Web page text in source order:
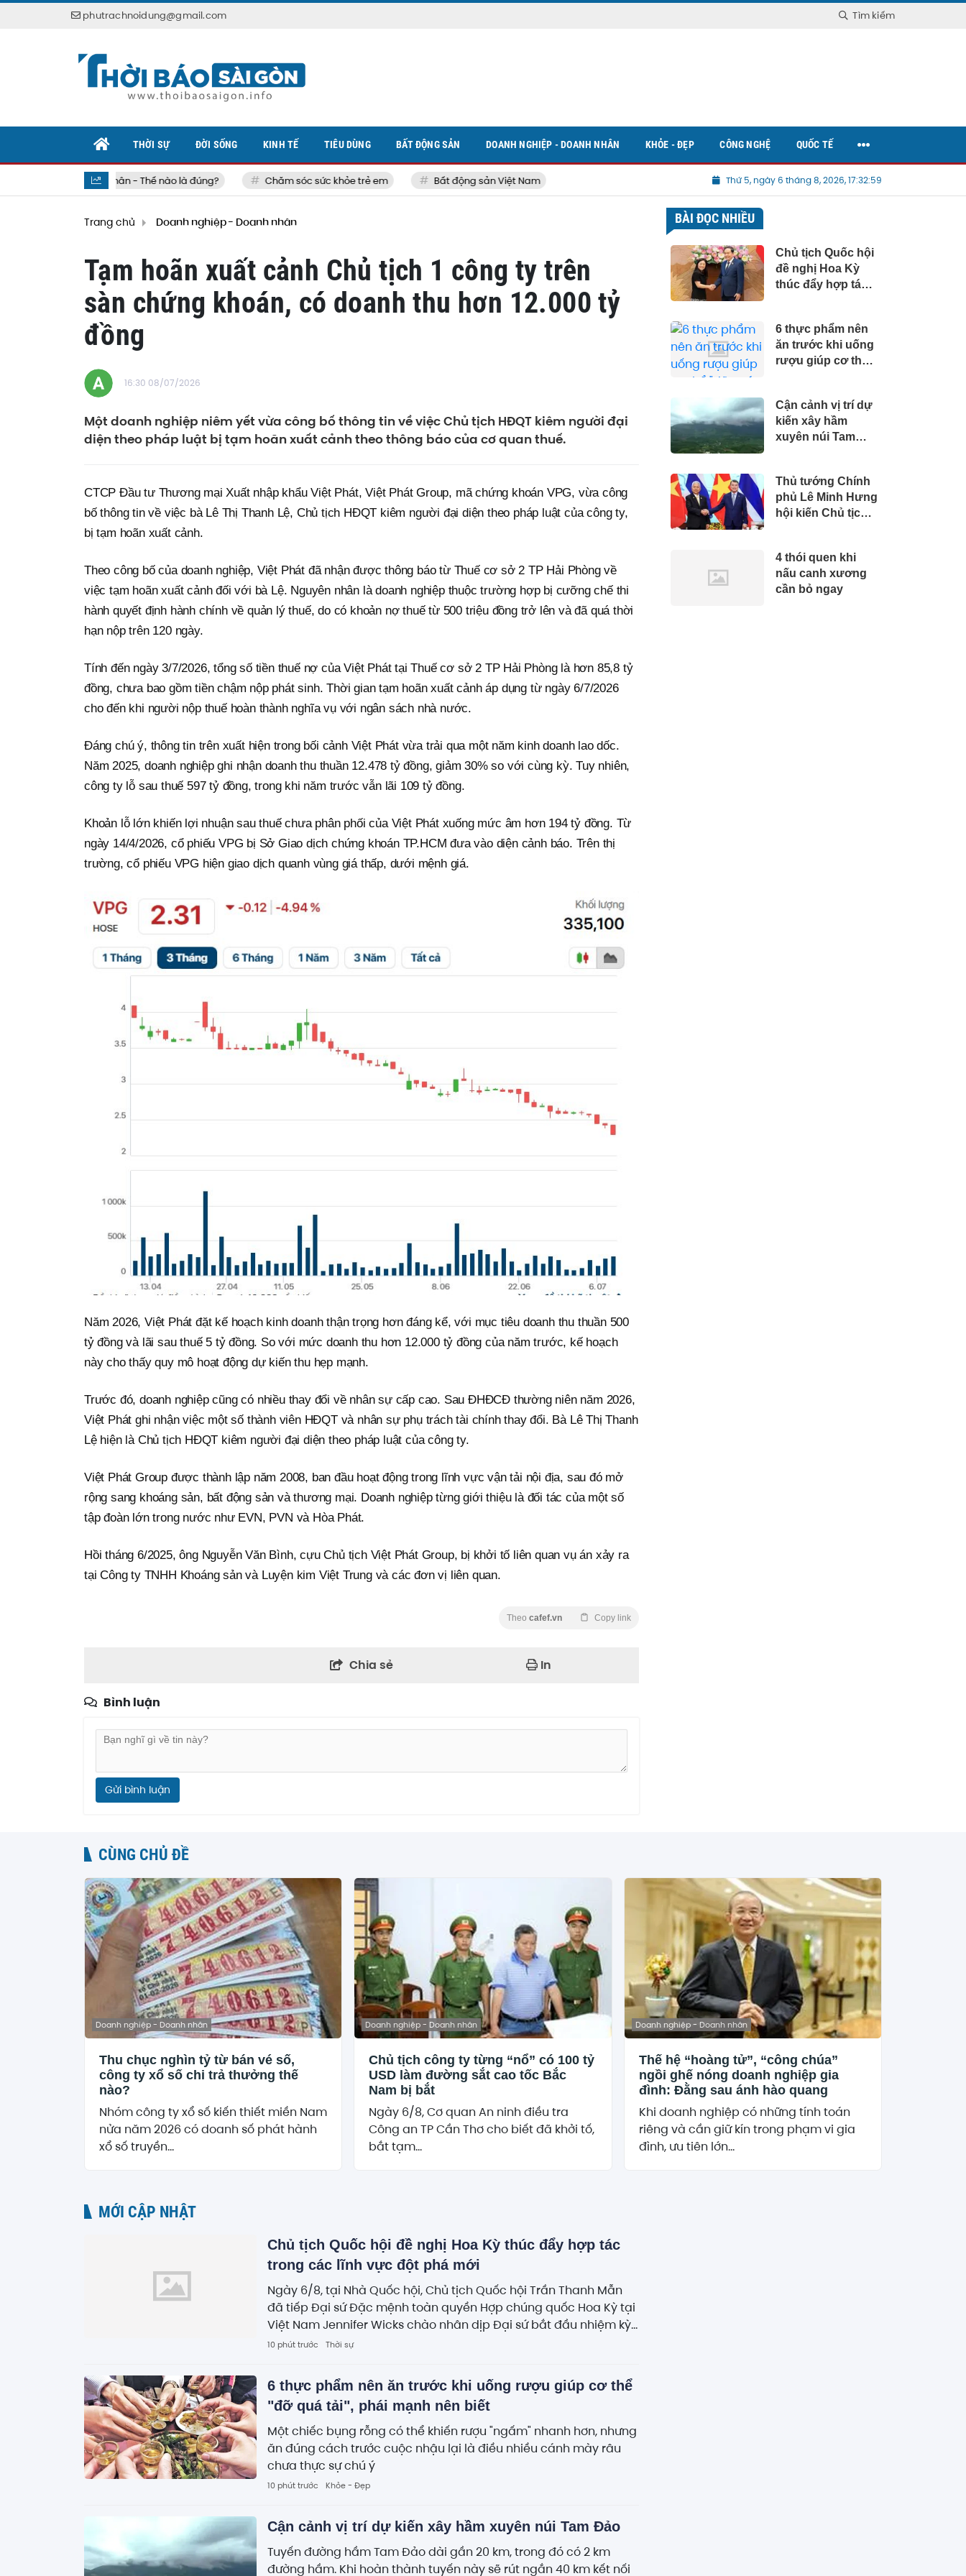
phutrachnoidung@gmail.com Tìm kiếm
vệ sức khỏe bản thân - Thế nào là đúng? Chăm sóc sức khỏe trẻ em Bất động sản Việt Nam Thứ 5, ngày 6 tháng 8, 2026, 17:33:00
THỜI SỰ ĐỜI SỐNG KINH TẾ TIÊU DÙNG BẤT ĐỘNG SẢN DOANH NGHIỆP - DOANH NHÂN KHỎE - ĐẸP CÔNG NGHỆ QUỐC TẾ
Trang chủ Doanh nghiệp - Doanh nhân
Tạm hoãn xuất cảnh Chủ tịch 1 công ty trên
sàn chứng khoán, có doanh thu hơn 12.000 tỷ
đồng
16:30 08/07/2026
Một doanh nghiệp niêm yết vừa công bố thông tin về việc Chủ tịch HĐQT kiêm người đại
diện theo pháp luật bị tạm hoãn xuất cảnh theo thông báo của cơ quan thuế.
CTCP Đầu tư Thương mại Xuất nhập khẩu Việt Phát, Việt Phát Group, mã chứng khoán VPG, vừa công
bố thông tin về việc bà Lê Thị Thanh Lệ, Chủ tịch HĐQT kiêm người đại diện theo pháp luật của công ty,
bị tạm hoãn xuất cảnh.
Theo công bố của doanh nghiệp, Việt Phát đã nhận được thông báo từ Thuế cơ sở 2 TP Hải Phòng về
việc tạm hoãn xuất cảnh đối với bà Lệ. Nguyên nhân là doanh nghiệp thuộc trường hợp bị cưỡng chế thi
hành quyết định hành chính về quản lý thuế, do có khoản nợ thuế từ 500 triệu đồng trở lên và đã quá thời
hạn nộp trên 120 ngày.
Tính đến ngày 3/7/2026, tổng số tiền thuế nợ của Việt Phát tại Thuế cơ sở 2 TP Hải Phòng là hơn 85,8 tỷ
đồng, chưa bao gồm tiền chậm nộp phát sinh. Thời gian tạm hoãn xuất cảnh áp dụng từ ngày 6/7/2026
cho đến khi người nộp thuế hoàn thành nghĩa vụ với ngân sách nhà nước.
Đáng chú ý, thông tin trên xuất hiện trong bối cảnh Việt Phát vừa trải qua một năm kinh doanh lao dốc.
Năm 2025, doanh nghiệp ghi nhận doanh thu thuần 12.478 tỷ đồng, giảm 30% so với cùng kỳ. Tuy nhiên,
công ty lỗ sau thuế 597 tỷ đồng, trong khi năm trước vẫn lãi 109 tỷ đồng.
Khoản lỗ lớn khiến lợi nhuận sau thuế chưa phân phối của Việt Phát xuống mức âm hơn 194 tỷ đồng. Từ
ngày 14/4/2026, cổ phiếu VPG bị Sở Giao dịch chứng khoán TP.HCM đưa vào diện cảnh báo. Trên thị
trường, cổ phiếu VPG hiện giao dịch quanh vùng giá thấp, dưới mệnh giá.
Năm 2026, Việt Phát đặt kế hoạch kinh doanh thận trọng hơn đáng kể, với mục tiêu doanh thu thuần 500
tỷ đồng và lãi sau thuế 5 tỷ đồng. So với mức doanh thu hơn 12.000 tỷ đồng của năm trước, kế hoạch
này cho thấy quy mô hoạt động dự kiến thu hẹp mạnh.
Trước đó, doanh nghiệp cũng có nhiều thay đổi về nhân sự cấp cao. Sau ĐHĐCĐ thường niên năm 2026,
Việt Phát ghi nhận việc một số thành viên HĐQT và nhân sự phụ trách tài chính thay đổi. Bà Lê Thị Thanh
Lệ hiện là Chủ tịch HĐQT kiêm người đại diện theo pháp luật của công ty.
Việt Phát Group được thành lập năm 2008, ban đầu hoạt động trong lĩnh vực vận tải nội địa, sau đó mở
rộng sang khoáng sản, bất động sản và thương mại. Doanh nghiệp từng giới thiệu là đối tác của một số
tập đoàn lớn trong nước như EVN, PVN và Hòa Phát.
Hồi tháng 6/2025, ông Nguyễn Văn Bình, cựu Chủ tịch Việt Phát Group, bị khởi tố liên quan vụ án xảy ra
tại Công ty TNHH Khoáng sản và Luyện kim Việt Trung và các đơn vị liên quan.
Theo cafef.vn Copy link
Chia sẻ In
Bình luận
Gửi bình luận
BÀI ĐỌC NHIỀU
Chủ tịch Quốc hội
đề nghị Hoa Kỳ
thúc đẩy hợp tác
6 thực phẩm nên
ăn trước khi uống
rượu giúp cơ thể
Cận cảnh vị trí dự
kiến xây hầm
xuyên núi Tam
Thủ tướng Chính
phủ Lê Minh Hưng
hội kiến Chủ tịch
4 thói quen khi
nấu canh xương
cần bỏ ngay
CÙNG CHỦ ĐỀ
Doanh nghiệp - Doanh nhân
Thu chục nghìn tỷ từ bán vé số,
công ty xổ số chi trả thưởng thế
nào?
Nhóm công ty xổ số kiến thiết miền Nam
nửa năm 2026 có doanh số phát hành
xổ số truyền...
Doanh nghiệp - Doanh nhân
Chủ tịch công ty từng “nổ” có 100 tỷ
USD làm đường sắt cao tốc Bắc
Nam bị bắt
Ngày 6/8, Cơ quan An ninh điều tra
Công an TP Cần Thơ cho biết đã khởi tố,
bắt tạm...
Doanh nghiệp - Doanh nhân
Thế hệ “hoàng tử”, “công chúa”
ngồi ghế nóng doanh nghiệp gia
đình: Đằng sau ánh hào quang
Khi doanh nghiệp có những tính toán
riêng và cần giữ kín trong phạm vi gia
đình, ưu tiên lớn...
MỚI CẬP NHẬT
Chủ tịch Quốc hội đề nghị Hoa Kỳ thúc đẩy hợp tác
trong các lĩnh vực đột phá mới
Ngày 6/8, tại Nhà Quốc hội, Chủ tịch Quốc hội Trần Thanh Mẫn
đã tiếp Đại sứ Đặc mệnh toàn quyền Hợp chúng quốc Hoa Kỳ tại
Việt Nam Jennifer Wicks chào nhân dịp Đại sứ bắt đầu nhiệm kỳ
công tác tại Việt Nam.
10 phút trước Thời sự
6 thực phẩm nên ăn trước khi uống rượu giúp cơ thể
"đỡ quá tải", phái mạnh nên biết
Một chiếc bụng rỗng có thể khiến rượu "ngấm" nhanh hơn, nhưng
ăn đúng cách trước cuộc nhậu lại là điều nhiều cánh mày râu
chưa thực sự chú ý
10 phút trước Khỏe - Đẹp
Cận cảnh vị trí dự kiến xây hầm xuyên núi Tam Đảo
Tuyến đường hầm Tam Đảo dài gần 20 km, trong đó có 2 km
đường hầm. Khi hoàn thành tuyến này sẽ rút ngắn 40 km kết nối